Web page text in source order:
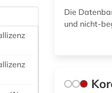
(1)
Die
und nicht-